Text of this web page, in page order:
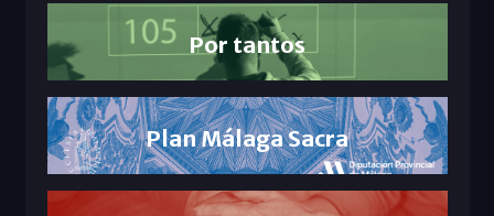
Por tantos
Plan Málaga Sacra